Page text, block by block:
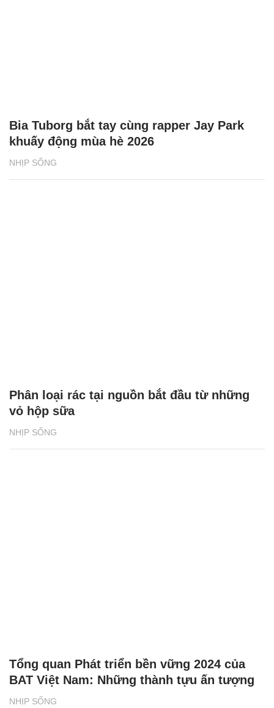
NHỊP SỐNG
Bia Tuborg bắt tay cùng rapper Jay Park
khuấy động mùa hè 2026
NHỊP SỐNG
Phân loại rác tại nguồn bắt đầu từ những
vỏ hộp sữa
NHỊP SỐNG
Tổng quan Phát triển bền vững 2024 của
BAT Việt Nam: Những thành tựu ấn tượng